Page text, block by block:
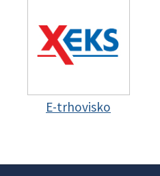
E-trhovisko